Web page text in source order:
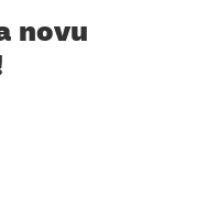
novu